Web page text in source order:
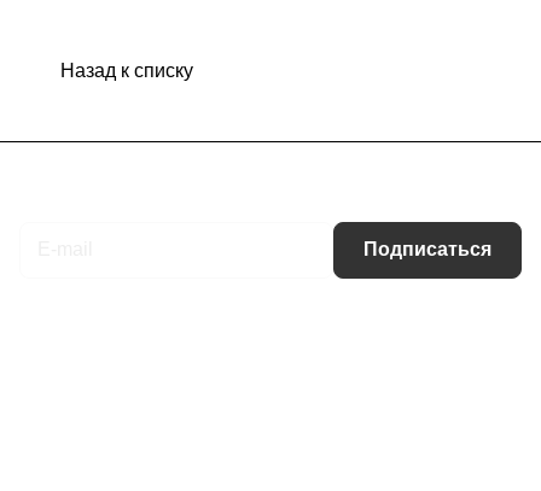
Назад к списку
Подписаться